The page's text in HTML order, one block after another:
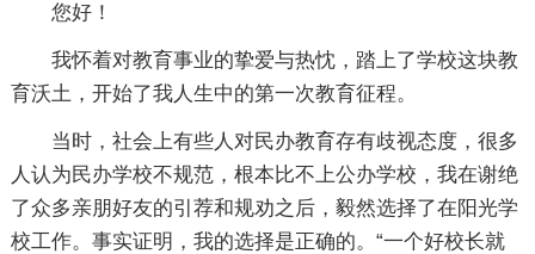
您好！
我怀着对教育事业的挚爱与热忱，踏上了学校这块教
育沃土，开始了我人生中的第一次教育征程。
当时，社会上有些人对民办教育存有歧视态度，很多
人认为民办学校不规范，根本比不上公办学校，我在谢绝
了众多亲朋好友的引荐和规劝之后，毅然选择了在阳光学
校工作。事实证明，我的选择是正确的。“一个好校长就